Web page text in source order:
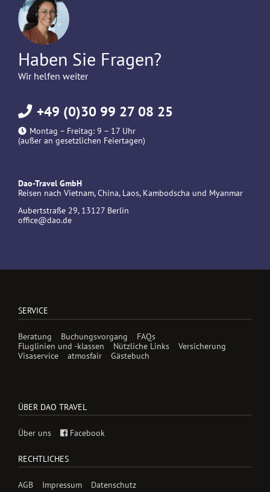
Haben Sie Fragen?
Wir helfen weiter
+49 (0)30 99 27 08 25
Montag – Freitag: 9 – 17 Uhr
(außer an gesetzlichen Feiertagen)
Dao-Travel GmbH
Reisen nach Vietnam, China, Laos, Kambodscha und Myanmar
Aubertstraße 29, 13127 Berlin
office@dao.de
SERVICE
Beratung Buchungsvorgang
FAQs
Fluglinien und -klassen
Nützliche Links
Versicherung
Visaservice
atmosfair Gästebuch
ÜBER DAO TRAVEL
Über uns Facebook
RECHTLICHES
AGB Impressum Datenschutz